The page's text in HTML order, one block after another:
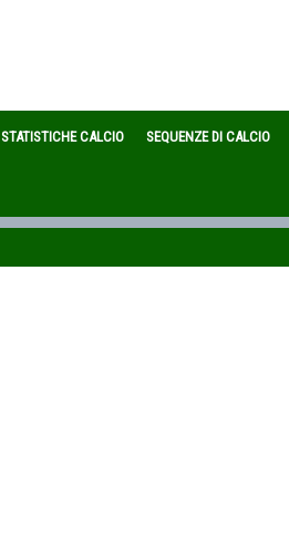
STATISTICHE CALCIO SEQUENZE DI CALCIO